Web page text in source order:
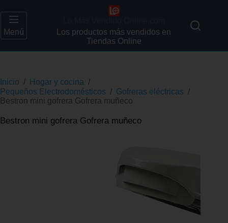
Menú
Los productos más vendidos en
Tiendas Online
Inicio / Hogar y cocina /
Pequeños Electrodomésticos / Gofreras eléctricas /
Bestron mini gofrera Gofrera muñeco
Bestron mini gofrera Gofrera muñeco